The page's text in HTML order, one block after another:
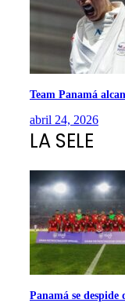
Team Panamá
abril 24, 2026
LA SELE
Panamá se